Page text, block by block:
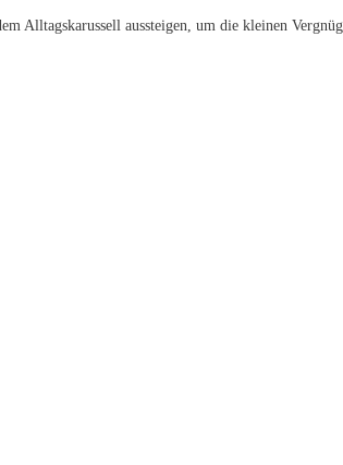
Alltagskarussell aussteigen, um die kleinen